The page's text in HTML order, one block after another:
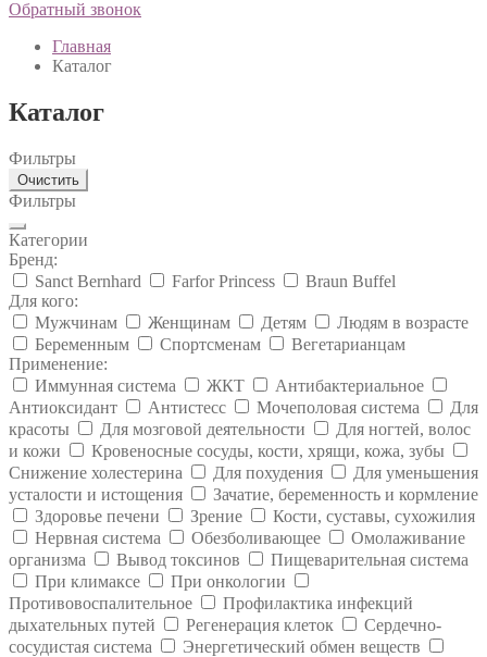
Обратный звонок
Главная
Каталог
Каталог
Фильтры
Очистить
Фильтры
Категории
Бренд:
Sanct Bernhard
Farfor Princess
Braun Buffel
Для кого:
Мужчинам
Женщинам Детям
Людям в возрасте
Беременным
Спортсменам
Вегетарианцам
Применение:
Иммунная система
ЖКТ
Антибактериальное
Антиоксидант
Антистесс Мочеполовая система
Для
красоты
Для мозговой деятельности
Для ногтей, волос
и кожи
Кровеносные сосуды, кости, хрящи, кожа, зубы
Снижение холестерина
Для похудения
Для уменьшения
усталости и истощения
Зачатие, беременность и кормление
Здоровье печени
Зрение
Кости, суставы, сухожилия
Нервная система
Обезболивающее
Омолаживание
организма
Вывод токсинов
Пищеварительная система
При климаксе
При онкологии
Противовоспалительное
Профилактика инфекций
дыхательных путей
Регенерация клеток
Сердечно-
сосудистая система
Энергетический обмен веществ